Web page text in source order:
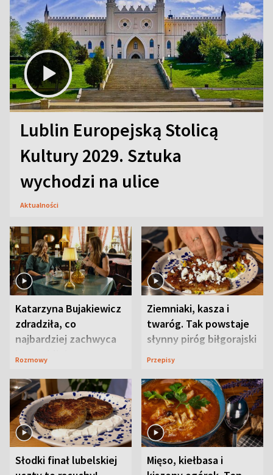
Lublin Europejską Stolicą
Kultury 2029. Sztuka
wychodzi na ulice
Aktualności
Katarzyna Bujakiewicz
zdradziła, co
najbardziej zachwyca
ją w Lublinie
Rozmowy
Ziemniaki, kasza i
twaróg. Tak powstaje
słynny piróg biłgorajski
Przepisy
Słodki finał lubelskiej
Mięso, kiełbasa i